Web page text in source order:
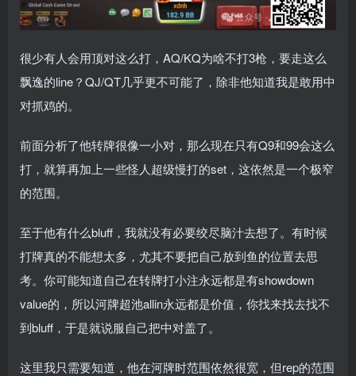
很少有人会用顶对这么打，AQ/KQ为啥不打3枪，要走这么
飘逸的line？QJ/QT几乎更不可能了，除非他知道我是敢用中
对抓鸡的。
前面分析了他转牌很像一小对，那么现在只有Q9和99会这么
打，就算再加上一些怪人超级慢打的set，这依然是一个极窄
的范围。
至于他有什么bluff，我就没有必要绞尽脑汁去想了。有时候
打牌真的不能想太多，尤其不要把自己放到鱼的位置去思
考。你可能知道自己在转牌打小注永远都是有showdown
value的，所以河牌超池allin永远都是价值，你找来找去找不
到bluff，于是就说服自己把中对盖了。
这里我只需要知道，他在河牌时范围依然很宽，但rep的范围